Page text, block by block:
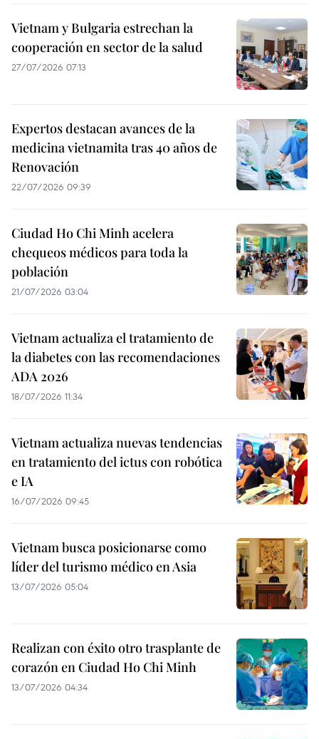
Vietnam y Bulgaria estrechan la
cooperación en sector de la salud
27/07/2026 07:13
Expertos destacan avances de la
medicina vietnamita tras 40 años de
Renovación
22/07/2026 09:39
Ciudad Ho Chi Minh acelera
chequeos médicos para toda la
población
21/07/2026 03:04
Vietnam actualiza el tratamiento de
la diabetes con las recomendaciones
ADA 2026
18/07/2026 11:34
Vietnam actualiza nuevas tendencias
en tratamiento del ictus con robótica
e IA
16/07/2026 09:45
Vietnam busca posicionarse como
líder del turismo médico en Asia
13/07/2026 05:04
Realizan con éxito otro trasplante de
corazón en Ciudad Ho Chi Minh
13/07/2026 04:34